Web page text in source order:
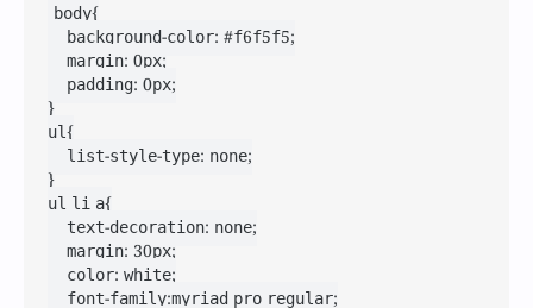
body{
    background-color: #f6f5f5;
    margin: 0px;
    padding: 0px;
}
ul{
    list-style-type: none;
}
ul li a{
    text-decoration: none;
    margin: 30px;
    color: white;
    font-family:myriad pro regular;